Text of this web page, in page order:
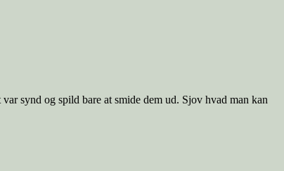
synd og spild bare at smide dem ud. Sjov hvad man kan